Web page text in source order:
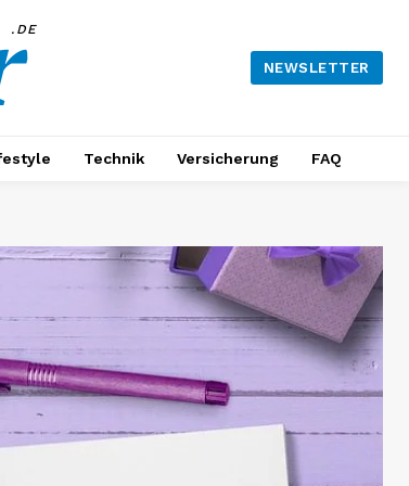
.DE
NEWSLETTER
Technik Versicherung FAQ